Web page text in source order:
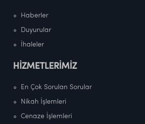
Haberler
Duyurular
İhaleler
HİZMETLERİMİZ
En Çok Sorulan Sorular
Nikah İşlemleri
Cenaze İşlemleri